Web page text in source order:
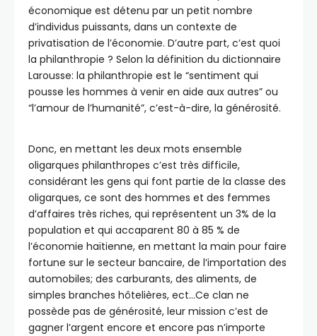
économique est détenu par un petit nombre
d’individus puissants, dans un contexte de
privatisation de l’économie. D’autre part, c’est quoi
la philanthropie ? Selon la définition du dictionnaire
Larousse: la philanthropie est le “sentiment qui
pousse les hommes à venir en aide aux autres” ou
“l’amour de l’humanité”, c’est-à-dire, la générosité.
Donc, en mettant les deux mots ensemble
oligarques philanthropes c’est très difficile,
considérant les gens qui font partie de la classe des
oligarques, ce sont des hommes et des femmes
d’affaires très riches, qui représentent un 3% de la
population et qui accaparent 80 à 85 % de
l’économie haïtienne, en mettant la main pour faire
fortune sur le secteur bancaire, de l’importation des
automobiles; des carburants, des aliments, de
simples branches hôtelières, ect…Ce clan ne
possède pas de générosité, leur mission c’est de
gagner l’argent encore et encore pas n’importe